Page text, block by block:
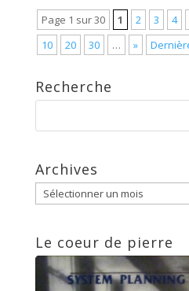
Page 1 sur 30 1 2 3 4
10
20 30 … »
Recherche
Archives
Archives
Le coeur de pierre
Lecteur
audio